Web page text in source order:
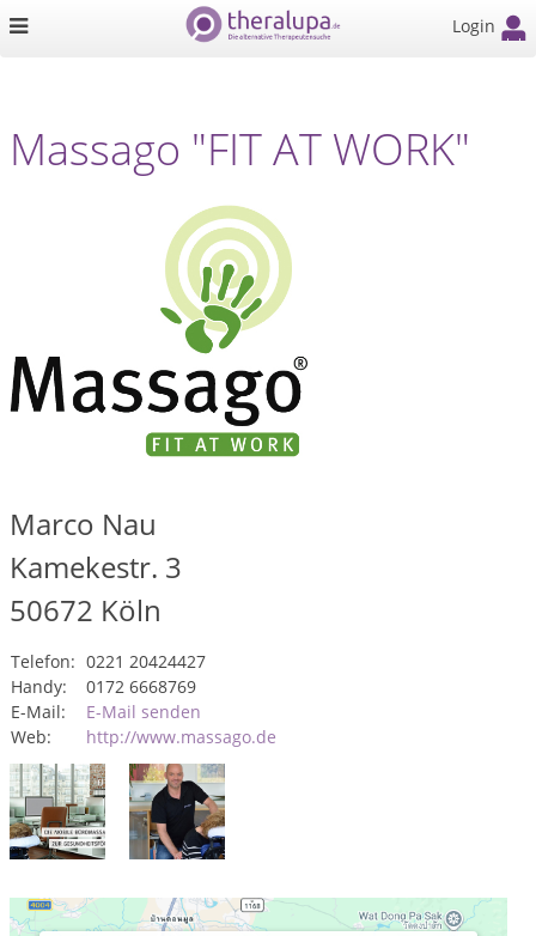
Login
Massago "FIT AT WORK"
Marco Nau
Kamekestr. 3
50672 Köln
Telefon: 0221 20424427
Handy:
0172 6668769
E-Mail:
E-Mail senden
Web:
http://www.massago.de